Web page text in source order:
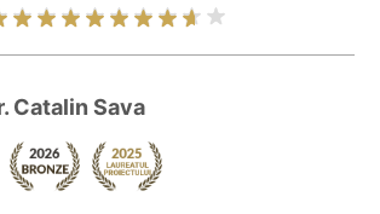
Catalin Sava